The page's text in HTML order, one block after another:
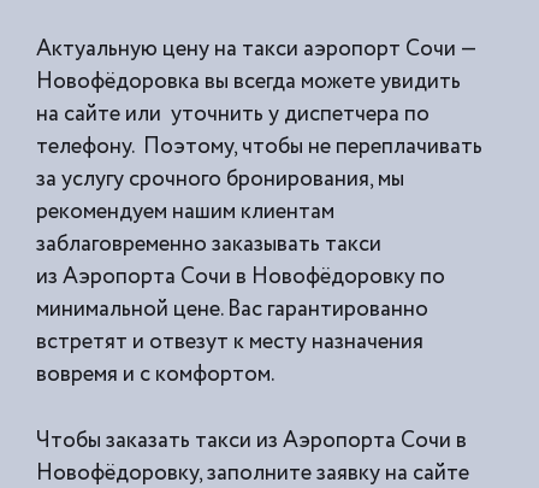
Актуальную цену на такси аэропорт Сочи —
Новофёдоровка вы всегда можете увидить
на сайте или уточнить у диспетчера по
телефону. Поэтому, чтобы не переплачивать
за услугу срочного бронирования, мы
рекомендуем нашим клиентам
заблаговременно заказывать такси
изАэропорта Сочи в Новофёдоровку по
минимальной цене. Вас гарантированно
встретят и отвезут к месту назначения
вовремя и с комфортом.
Чтобы заказать такси из Аэропорта Сочи в
Новофёдоровку, заполните заявку на сайте